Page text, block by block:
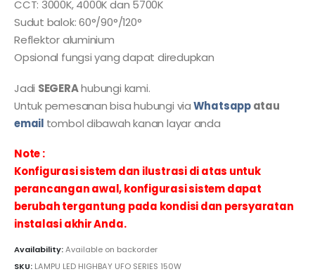
CCT: 3000K, 4000K dan 5700K
Sudut balok: 60°/90°/120°
Reflektor aluminium
Opsional fungsi yang dapat diredupkan
Jadi SEGERAhubungi kami.
Untuk pemesanan bisa hubungi viaWhatsappatau
email tombol dibawah kanan layar anda
Note :
Konfigurasi sistem dan ilustrasi di atas untuk
perancangan awal, konfigurasi sistem dapat
berubah tergantung pada kondisi dan persyaratan
instalasi akhir Anda.
Availability:Available on backorder
SKU: LAMPU LED HIGHBAY UFO SERIES 150W